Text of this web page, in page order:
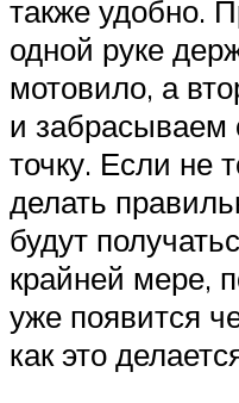
также удобно.
одной руке
мотовило, а
и забрасываем
точку. Если не
делать
будут
крайней мере,
уже появится
как это